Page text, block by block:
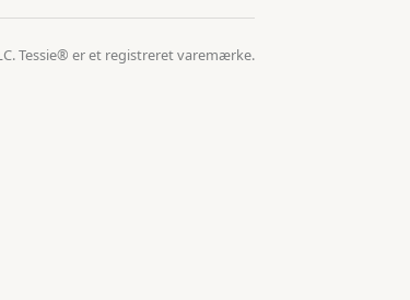
Tessie® er et registreret varemærke.